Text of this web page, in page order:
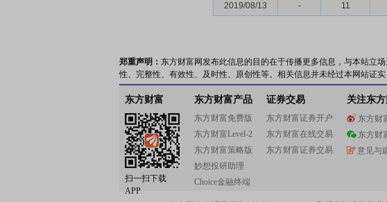
2019/08/13 - 11
郑重声明： 东方财富网发布此信息的目的在于传播更多信息，与本站立
性、完整性、有效性、及时性、原创性等。相关信息并未经过本网站证
东方财富
扫一扫下载
APP
东方财富产品
东方财富免费版
东方财富Level-2
东方财富策略版
妙想投研助理
Choice金融终端
证券交易
东方财富证券开户
东方财富在线交易
东方财富证券交易
关注东
东方财
东方财
意见与